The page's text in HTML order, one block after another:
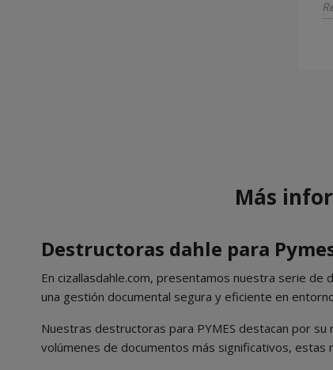
Más
Destructoras dahle para
En cizallasdahle.com, presentamos nuestra serie
una gestión documental segura y eficiente en
Nuestras destructoras para PYMES destacan por
volúmenes de documentos más significativos, estas